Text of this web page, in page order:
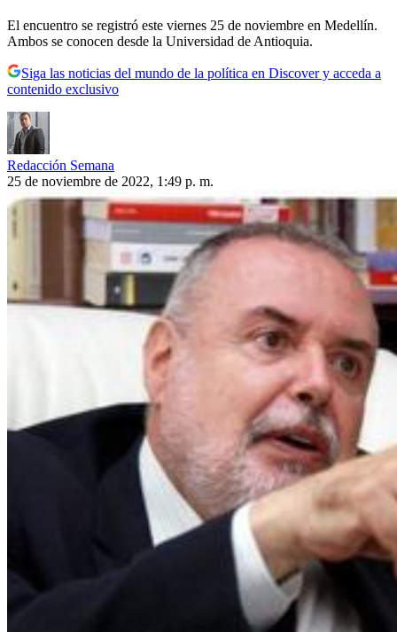
El encuentro se registró este viernes 25 de noviembre en Medellín.
Ambos se conocen desde la Universidad de Antioquia.
Siga las noticias del mundo de la política en Discover y acceda a
contenido exclusivo
Redacción Semana
25 de noviembre de 2022, 1:49 p. m.